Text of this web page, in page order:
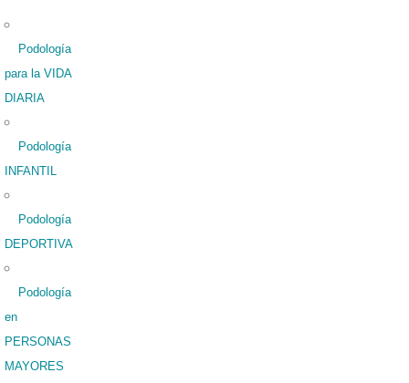
Podología
para la VIDA
DIARIA
Podología
INFANTIL
Podología
DEPORTIVA
Podología
en
PERSONAS
MAYORES